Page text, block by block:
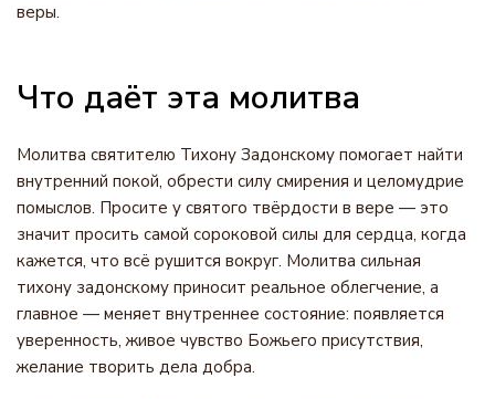
веры.
Что даёт эта молитва
Молитва святителю Тихону Задонскому помогает найти
внутренний покой, обрести силу смирения и целомудрие
помыслов. Просите у святого твёрдости в вере — это
значит просить самой сороковой силы для сердца, когда
кажется, что всё рушится вокруг. Молитва сильная
тихону задонскому приносит реальное облегчение, а
главное — меняет внутреннее состояние: появляется
уверенность, живое чувство Божьего присутствия,
желание творить дела добра.